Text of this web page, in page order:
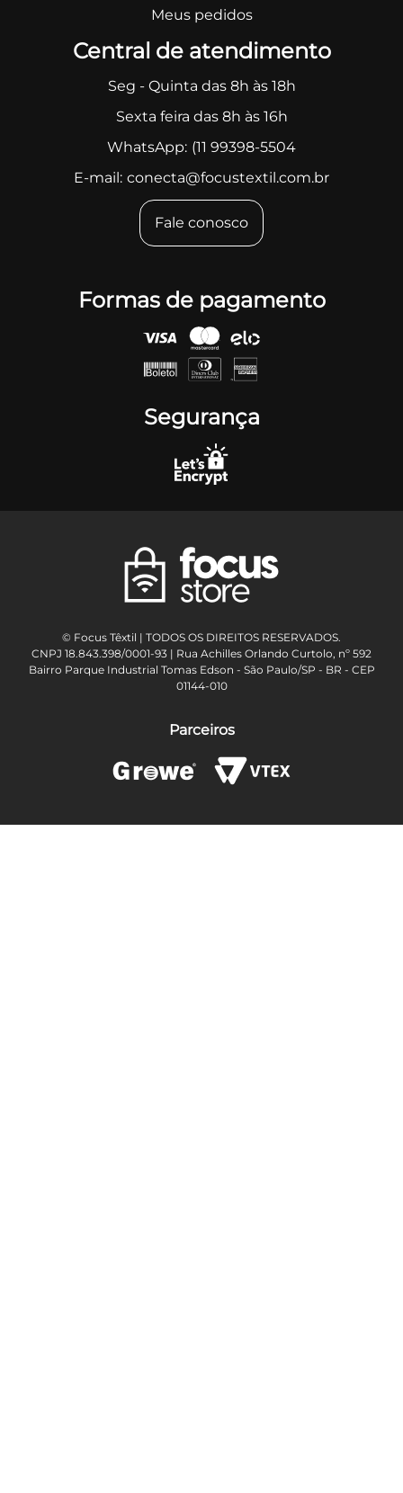
Meus pedidos
Central de atendimento
Seg - Quinta das 8h às 18h
Sexta feira das 8h às 16h
WhatsApp: (11 99398-5504
E-mail: conecta@focustextil.com.br
Fale conosco
Formas de pagamento
Segurança
© Focus Têxtil | TODOS OS DIREITOS RESERVADOS.
CNPJ 18.843.398/0001-93 | Rua Achilles Orlando Curtolo, nº 592
Bairro Parque Industrial Tomas Edson - São Paulo/SP - BR - CEP
01144-010
Parceiros